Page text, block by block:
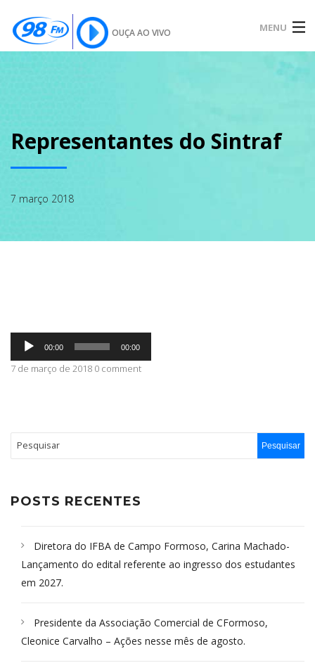
OUÇA AO VIVO MENU
SOBRE
PODCAST
ABRANGÊNCIA
Representantes do Sintraf
7 março 2018
Tocador
áudio
00:00 00:00
7 de março de 2018 0 comment
POSTS RECENTES
Diretora do IFBA de Campo Formoso, Carina Machado-
Lançamento do edital referente ao ingresso dos estudantes
em 2027.
Presidente da Associação Comercial de CFormoso,
Cleonice Carvalho – Ações nesse mês de agosto.